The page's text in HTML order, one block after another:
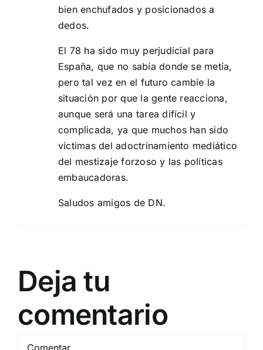
bien enchufados y posicionados a
dedos.
El 78 ha sido muy perjudicial para
España, que no sabía donde se metía,
pero tal vez en el futuro cambie la
situación por que la gente reacciona,
aunque será una tarea difícil y
complicada, ya que muchos han sido
víctimas del adoctrinamiento mediático
del mestizaje forzoso y las políticas
embaucadoras.
Saludos amigos de DN.
Deja tu
comentario